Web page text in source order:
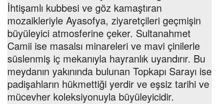
İhtişamlı kubbesi ve göz kamaştıran
mozaikleriyle Ayasofya, ziyaretçileri geçmişin
büyüleyici atmosferine çeker. Sultanahmet
Camii ise masalsı minareleri ve mavi çinilerle
süslenmiş iç mekanıyla hayranlık uyandırır. Bu
meydanın yakınında bulunan Topkapı Sarayı ise
padişahların hükmettiği yerdir ve eşsiz tarihi ve
mücevher koleksiyonuyla büyüleyicidir.